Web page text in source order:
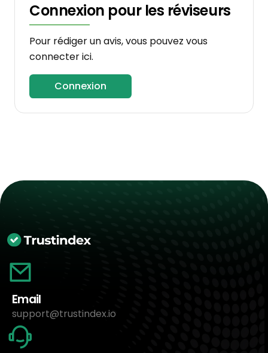
Connexion pour les réviseurs
Pour rédiger un avis, vous pouvez vous
connecter ici.
Connexion
Email
support@trustindex.io